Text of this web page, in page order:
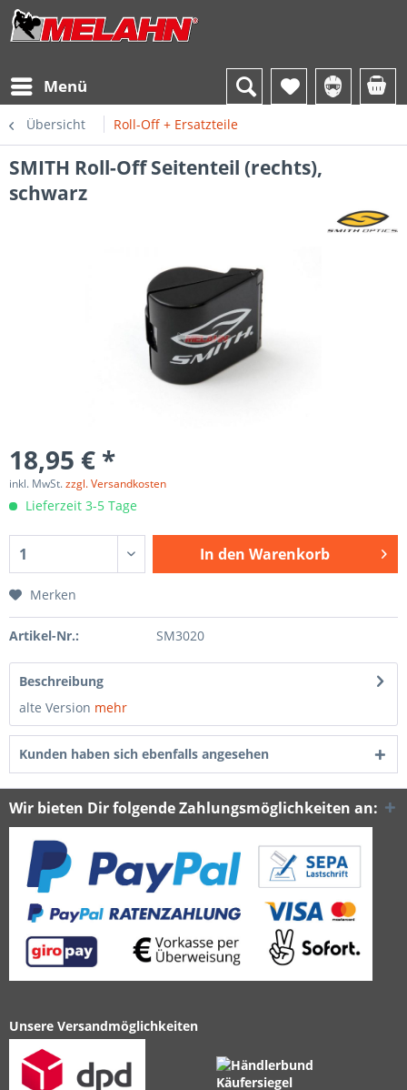
Menü
Übersicht Roll-Off + Ersatzteile
SMITH Roll-Off Seitenteil (rechts),
schwarz
18,95 € *
inkl. MwSt.zzgl. Versandkosten
Lieferzeit 3-5 Tage
In den Warenkorb
Merken
Artikel-Nr.: SM3020
Beschreibung
alte Version mehr
Kunden haben sich ebenfalls angesehen
Wir bieten Dir folgende Zahlungsmöglichkeiten an:
Unsere Versandmöglichkeiten